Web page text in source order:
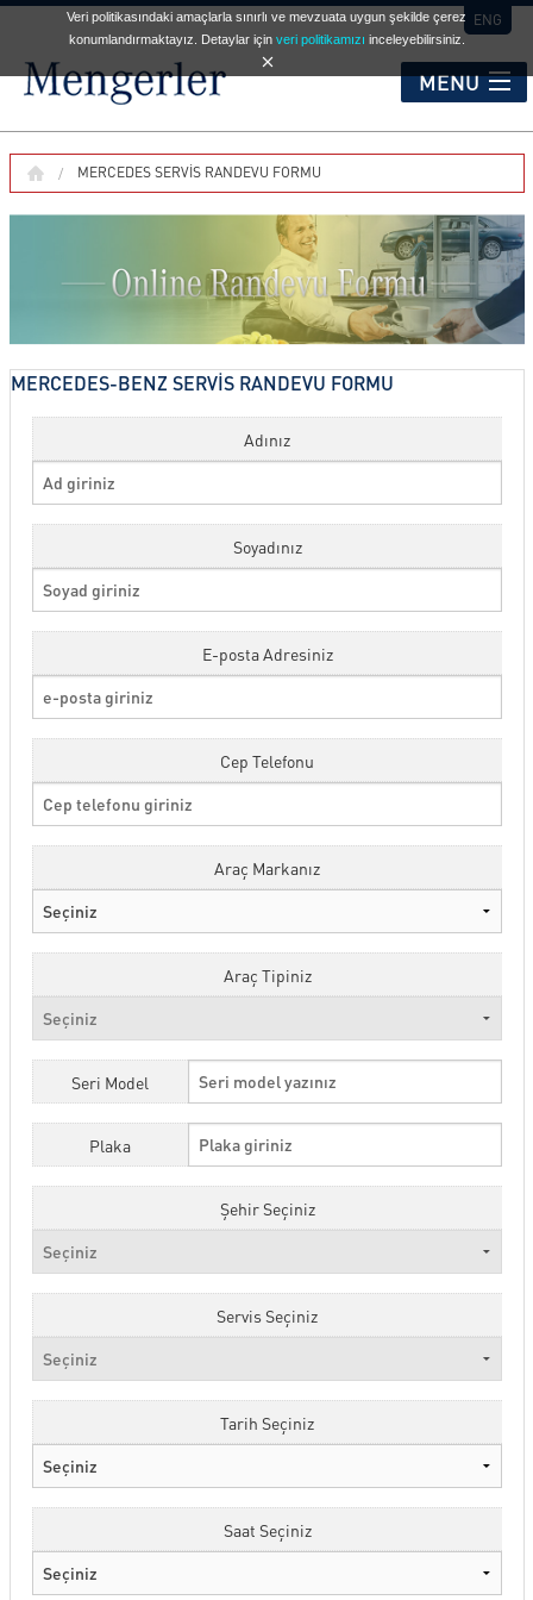
ENG
MENU
HİZMET NOKTALARI
OTOMOBİL
SERVİS
KİRALAMA HİZMETLERİ
İLETİŞİM FORMU
MERCEDES SERVIS RANDEVU FORMU
MERCEDES-BENZ SERVİS RANDEVU FORMU
Adınız
Soyadınız
E-posta Adresiniz
Cep Telefonu
Araç Markanız
Araç Tipiniz
Seri Model
Plaka
Şehir Seçiniz
Servis Seçiniz
Tarih Seçiniz
Saat Seçiniz
Veri politikasındaki amaçlarla sınırlı ve mevzuata uygun şekilde çerez
konumlandırmaktayız. Detaylar için veri politikamızı inceleyebilirsiniz.